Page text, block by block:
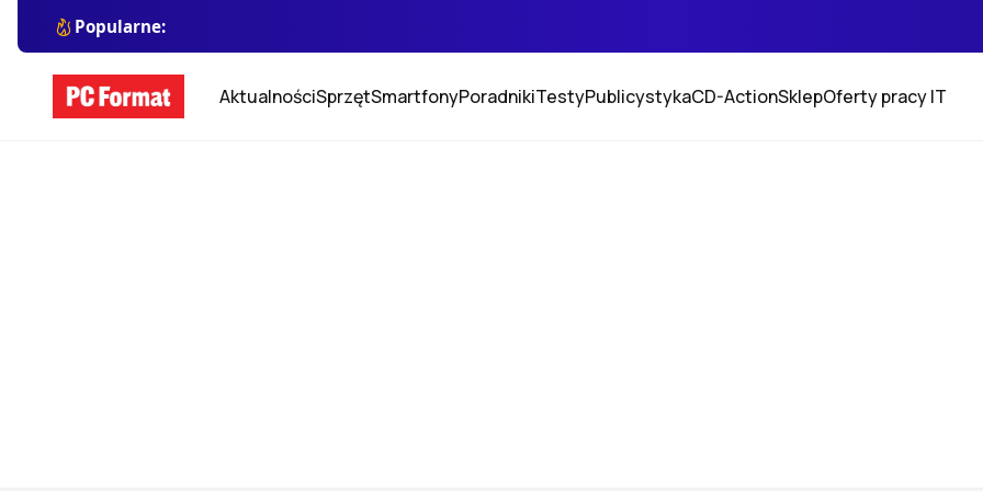
Popularne:
AktualnościSprzętSmartfonyPoradnikiTestyPublicystykaCD-ActionSklepOferty pracy IT